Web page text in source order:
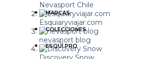
Nevasport Chile
Esquiaryviajar.com
nevasport blog
MARCAS
COLECCIONES
ESQUÍ PRO